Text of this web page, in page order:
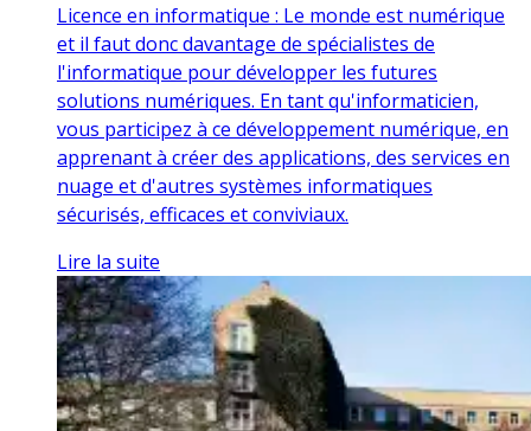
Licence en informatique : Le monde est numérique
et il faut donc davantage de spécialistes de
l'informatique pour développer les futures
solutions numériques. En tant qu'informaticien,
vous participez à ce développement numérique, en
apprenant à créer des applications, des services en
nuage et d'autres systèmes informatiques
sécurisés, efficaces et conviviaux.
Lire la suite